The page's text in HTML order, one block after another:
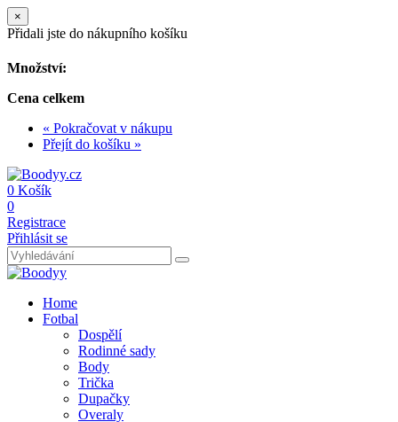
×
Přidali jste do nákupního košíku
Množství:
Cena celkem
« Pokračovat v nákupu
Přejít do košíku »
0 Košík
0
Registrace
Přihlásit se
Home
Fotbal
Dospělí
Rodinné sady
Body
Trička
Dupačky
Overaly